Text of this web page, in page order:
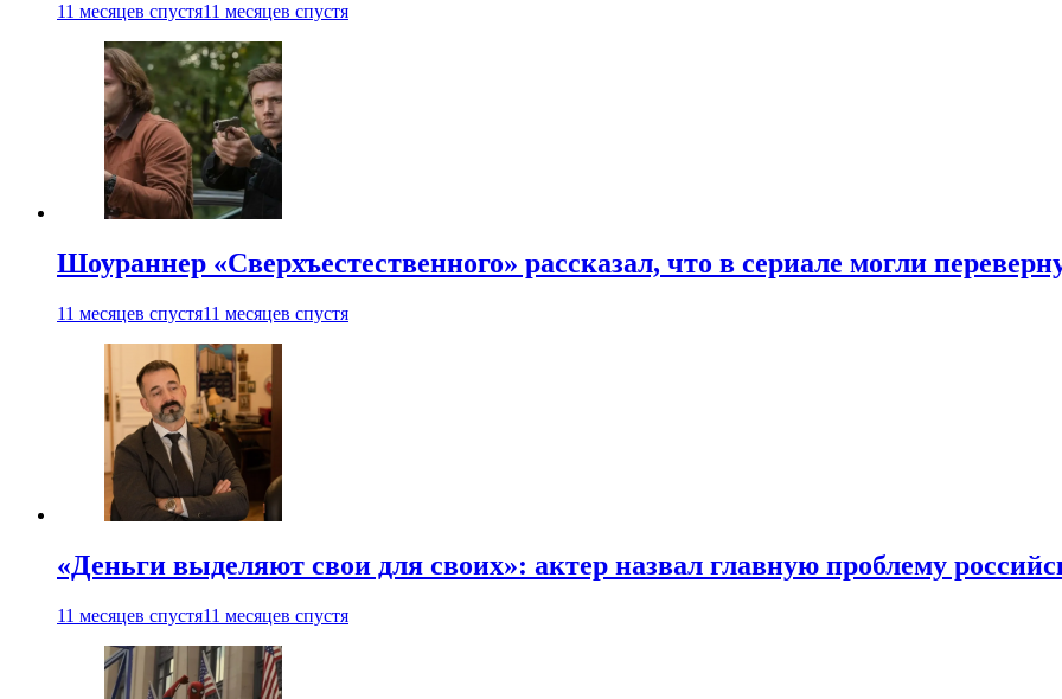
11 месяцев спустя11 месяцев спустя
Шоураннер «Сверхъестественного» рассказал, что в сериале могли
11 месяцев спустя11 месяцев спустя
«Деньги выделяют свои для своих»: актер назвал главную проблему
11 месяцев спустя11 месяцев спустя